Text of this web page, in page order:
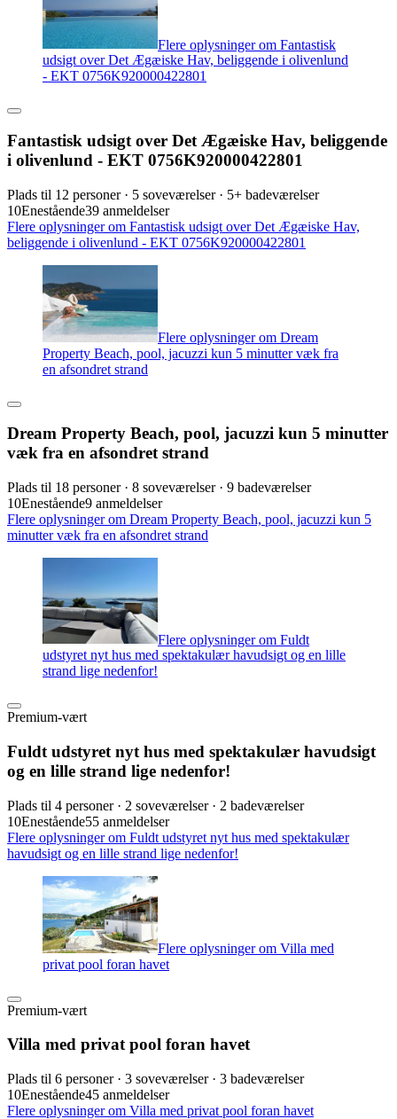
Flere oplysninger om Fantastisk
udsigt over Det Ægæiske Hav, beliggende i olivenlund
- EKT 0756K920000422801
Fantastisk udsigt over Det Ægæiske Hav, beliggende
i olivenlund - EKT 0756K920000422801
Plads til 12 personer · 5 soveværelser · 5+ badeværelser
10Enestående39 anmeldelser
Flere oplysninger om Fantastisk udsigt over Det Ægæiske Hav,
beliggende i olivenlund - EKT 0756K920000422801
Flere oplysninger om Dream
Property Beach, pool, jacuzzi kun 5 minutter væk fra
en afsondret strand
Dream Property Beach, pool, jacuzzi kun 5 minutter
væk fra en afsondret strand
Plads til 18 personer · 8 soveværelser · 9 badeværelser
10Enestående9 anmeldelser
Flere oplysninger om Dream Property Beach, pool, jacuzzi kun 5
minutter væk fra en afsondret strand
Flere oplysninger om Fuldt
udstyret nyt hus med spektakulær havudsigt og en lille
strand lige nedenfor!
Premium-vært
Fuldt udstyret nyt hus med spektakulær havudsigt
og en lille strand lige nedenfor!
Plads til 4 personer · 2 soveværelser · 2 badeværelser
10Enestående55 anmeldelser
Flere oplysninger om Fuldt udstyret nyt hus med spektakulær
havudsigt og en lille strand lige nedenfor!
Flere oplysninger om Villa med
privat pool foran havet
Premium-vært
Villa med privat pool foran havet
Plads til 6 personer · 3 soveværelser · 3 badeværelser
10Enestående45 anmeldelser
Flere oplysninger om Villa med privat pool foran havet